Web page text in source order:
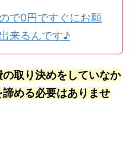
で0円ですぐにお願
来るんです♪
取り決めをしていなか
める必要はありませ